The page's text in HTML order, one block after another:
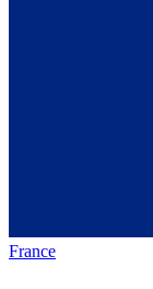
France